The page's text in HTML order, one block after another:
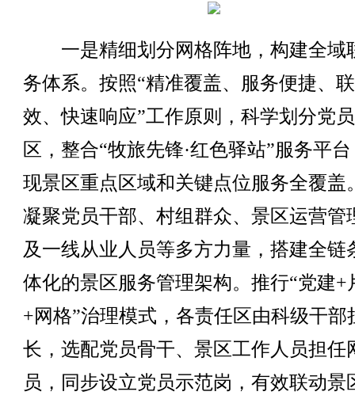
一是精细划分网格阵地，构建全域
务体系。按照“精准覆盖、服务便捷、
效、快速响应”工作原则，科学划分党
区，整合“牧旅先锋·红色驿站”服务平
现景区重点区域和关键点位服务全覆盖
凝聚党员干部、村组群众、景区运营管
及一线从业人员等多方力量，搭建全链
体化的景区服务管理架构。推行“党建+
+网格”治理模式，各责任区由科级干部
长，选配党员骨干、景区工作人员担任
员，同步设立党员示范岗，有效联动景